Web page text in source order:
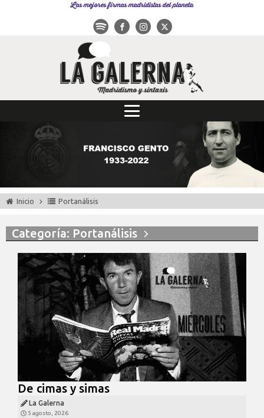
Las mejores firmas madridistas del planeta
Inicio Portanálisis
Categoría: Portanálisis
De cimas y simas
La Galerna
5 agosto, 2026